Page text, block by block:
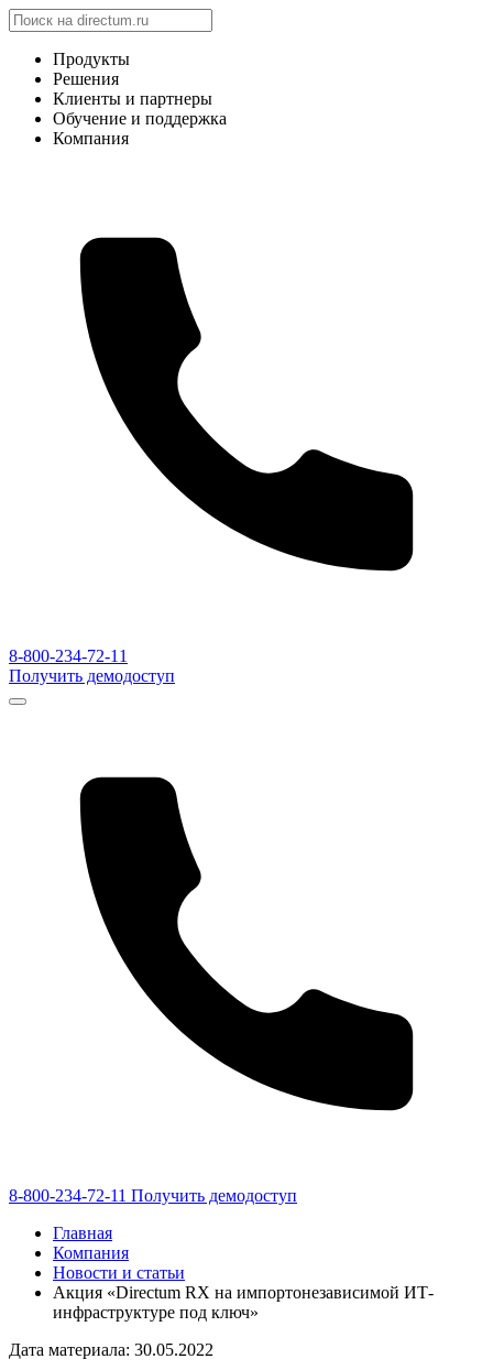
Продукты
Решения
Клиенты и партнеры
Обучение и поддержка
Компания
8-800-234-72-11
Получить демодоступ
8-800-234-72-11 Получить демодоступ
Главная
Компания
Новости и статьи
Акция «Directum RX на импортонезависимой ИТ-
инфраструктуре под ключ»
Дата материала: 30.05.2022